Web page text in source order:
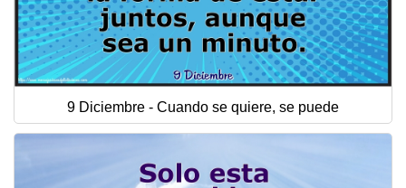
9 Diciembre - Cuando se quiere, se puede